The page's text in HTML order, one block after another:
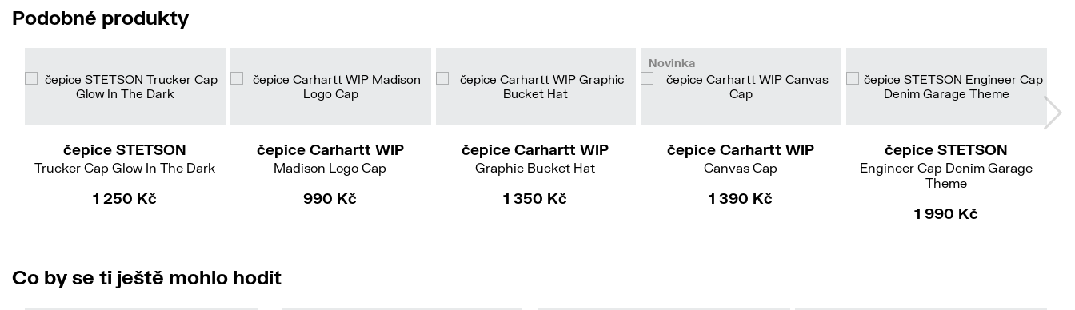
Podobné produkty
čepice STETSON
Trucker Cap Glow In The Dark
1 250 Kč
čepice Carhartt WIP
Madison Logo Cap
990 Kč
čepice Carhartt WIP
Graphic Bucket Hat
1 350 Kč
Novinka
čepice Carhartt WIP
Canvas Cap
1 390 Kč
čepice STETSON
Engineer Cap Denim Garage
Theme
1 990 Kč
Co by se ti ještě mohlo hodit